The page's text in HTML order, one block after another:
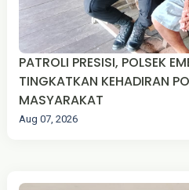
PATROLI PRESISI, POLSEK
TINGKATKAN KEHADIRAN
MASYARAKAT
Aug 07, 2026